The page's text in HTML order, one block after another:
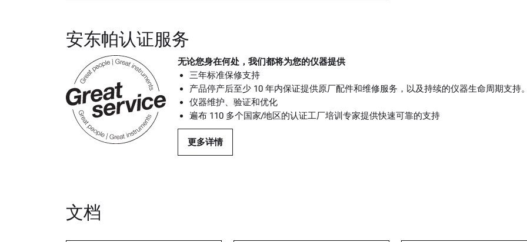
BCOJ：啤酒的分析方法
安东帕认证服务
无论您身在何处，我们都将为您的仪器提供
三年标准保修支持
产品停产后至少 10 年内保证提供原厂配件和维修服务，以及持续的仪器生命周期支持。
仪器维护、验证和优化
遍布 110 多个国家/地区的认证工厂培训专家提供快速可靠的支持
更多详情
文档